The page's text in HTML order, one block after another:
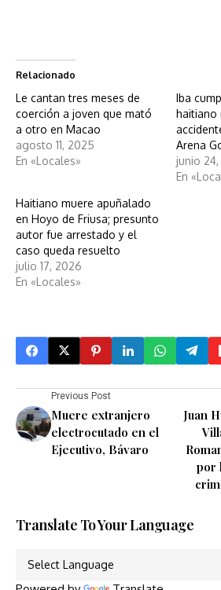
Relacionado
Le cantan tres meses de
coerción a joven que mató
a otro en Macao
agosto 11, 2025
En «Locales»
Iba
haitiano
Arena
junio
En
Haitiano muere apuñalado
en Hoyo de Friusa; presunto
autor fue arrestado y el
caso queda resuelto
julio 17, 2026
En «Locales»
Previous Post
Muere extranjero
electrocutado en el
Ejecutivo, Bávaro
Juan
por
Translate To Your Language